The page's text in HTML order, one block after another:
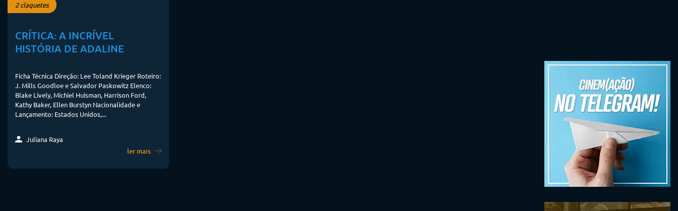
2 claquetes
CRÍTICA: A INCRÍVEL
HISTÓRIA DE ADALINE
Ficha Técnica Direção: Lee Toland Krieger Roteiro:
J. Mills Goodloe e Salvador Paskowitz Elenco:
Blake Lively, Michiel Huisman, Harrison Ford,
Kathy Baker, Ellen Burstyn Nacionalidade e
Lançamento: Estados Unidos,...
Juliana Raya
ler mais